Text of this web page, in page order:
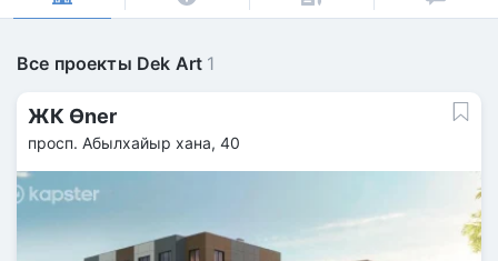
Все проекты Dek Art 1
ЖК Өner
просп. Абылхайыр хана, 40